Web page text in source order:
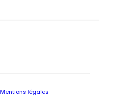
Mentions légales